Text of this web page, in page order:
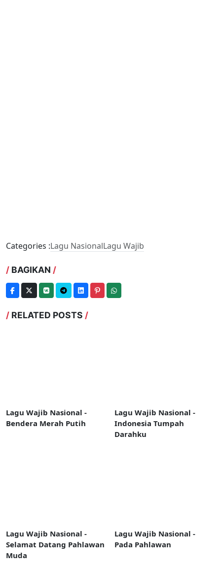
Categories :Lagu NasionalLagu Wajib
/ BAGIKAN /
/ RELATED POSTS /
Lagu Wajib Nasional -
Bendera Merah Putih
Lagu Wajib Nasional -
Indonesia Tumpah
Darahku
Lagu Wajib Nasional -
Selamat Datang Pahlawan
Muda
Lagu Wajib Nasional -
Pada Pahlawan